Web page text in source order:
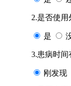
2.是否使用
是
3.患病时间
刚发现